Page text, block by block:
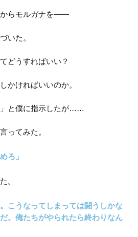
からモルガナを――
いた。
どうすればいい？
かければいいのか。
」と僕に指示したが……
ってみた。
ろ」
。
こうなってしまっては闘うしかな
。俺たちがやられたら終わりなん